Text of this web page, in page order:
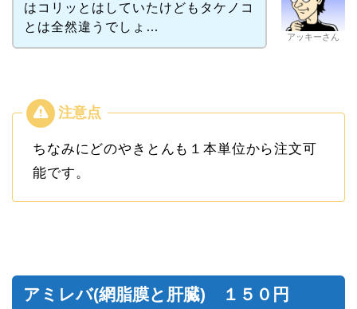
アッキーさん
はコリッとはしていたけどもタケノコ
とは全然違うでしょ…
ちなみにどのやきとんも１本単位から注文可
能です。
アミレバ(網脂膜と肝臓) １５０円